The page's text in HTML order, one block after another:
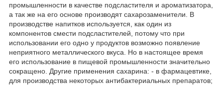
промышленности в качестве подсластителя и ароматизатора,
а так же на его основе производят сахарозаменители. В
производстве напитков используется, как один из
компонентов смести подсластителей, потому что при
использовании его одно у продуктов возможно появление
неприятного металлического вкуса. Но в настоящее время
его использование в пищевой промышленности значительно
сокращено. Другие применения сахарина: - в фармацевтике,
для производства некоторых антибактериальных препаратов;